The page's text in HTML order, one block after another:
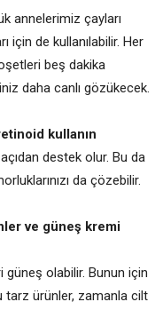
annelerimiz çayları
için de kullanılabilir. Her
beş dakika
daha canlı gözükecek.
kullanın
destek olur. Bu da
da çözebilir.
ve güneş kremi
güneş olabilir. Bunun için
tarz ürünler, zamanla cilt